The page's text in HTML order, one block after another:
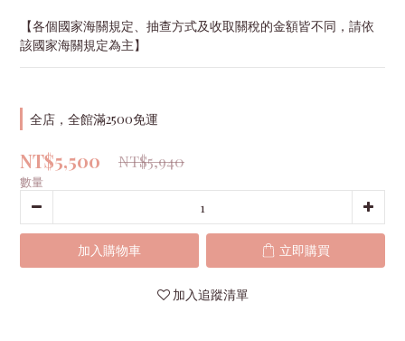
【各個國家海關規定、抽查方式及收取關稅的金額皆不同，請依
該國家海關規定為主】
全店，全館滿2500免運
NT$5,500 NT$5,940
數量
加入購物車 立即購買
加入追蹤清單